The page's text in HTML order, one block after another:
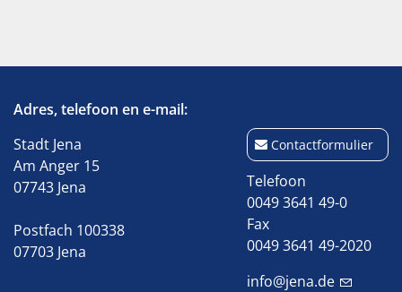
Adres, telefoon en e-mail:
Stadt Jena
Am Anger 15
07743 Jena
Postfach 100338
07703 Jena
Contactformulier
Telefoon
0049 3641 49-0
Fax
0049 3641 49-2020
info@jena.de